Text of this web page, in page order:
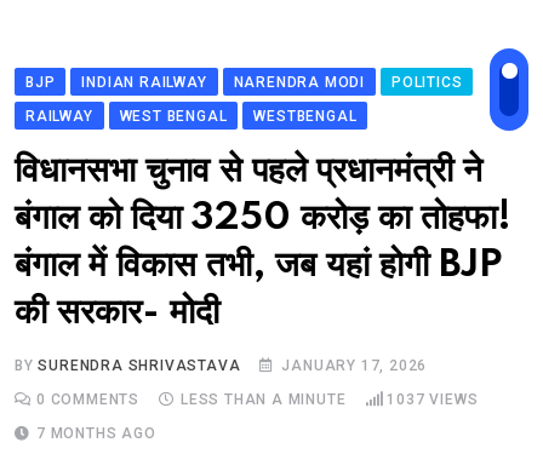
BJP INDIAN RAILWAY NARENDRA MODI
POLITICS
RAILWAY
WEST BENGAL WESTBENGAL
विधानसभा चुनाव से पहले प्रधानमंत्री ने
बंगाल को दिया 3250 करोड़ का तोहफा!
बंगाल में विकास तभी, जब यहां होगी BJP
की सरकार- मोदी
BYSURENDRA SHRIVASTAVA
JANUARY 17, 2026
0 COMMENTS LESS THAN A MINUTE 1037 VIEWS
7 MONTHS AGO